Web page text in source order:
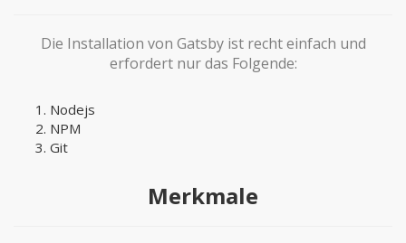
Die Installation von Gatsby ist recht einfach und
erfordert nur das Folgende:
Nodejs
NPM
Git
Merkmale